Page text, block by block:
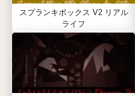
スプランキボックス V2 リアル
ライフ